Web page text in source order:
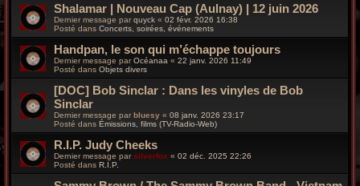
Shalamar | Nouveau Cap (Aulnay) | 12 juin 2026
Dernier message par quyck « 02 févr. 2026 16:38
Posté dans Concerts, soirées, événements
Handpan, le son qui m’échappe toujours
Dernier message parOcéanaa « 22 janv. 2026 11:49
Posté dans Objets divers
[DOC] Bob Sinclar : Dans les vinyles de Bob
Sinclar
Dernier message par bluesy « 08 janv. 2026 23:17
Posté dans Émissions, films (TV-Radio-Web)
R.I.P. Judy Cheeks
Dernier message parsilverfox « 02 déc. 2025 22:26
Posté dans R.I.P.